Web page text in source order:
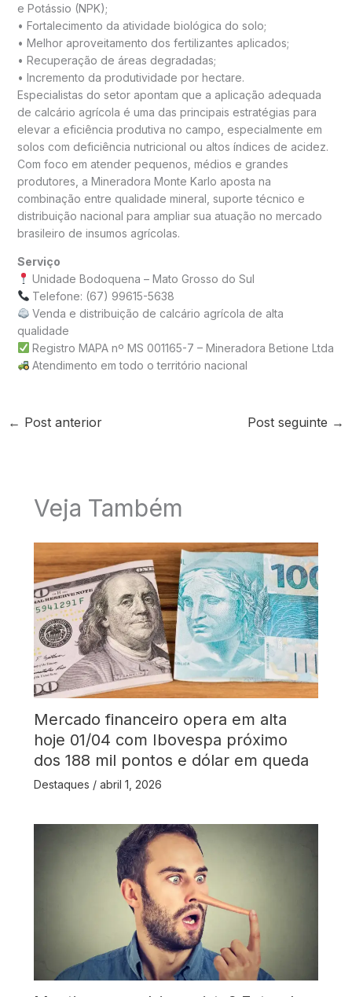
e Potássio (NPK);
• Fortalecimento da atividade biológica do solo;
• Melhor aproveitamento dos fertilizantes aplicados;
• Recuperação de áreas degradadas;
• Incremento da produtividade por hectare.
Especialistas do setor apontam que a aplicação adequada
de calcário agrícola é uma das principais estratégias para
elevar a eficiência produtiva no campo, especialmente em
solos com deficiência nutricional ou altos índices de acidez.
Com foco em atender pequenos, médios e grandes
produtores, a Mineradora Monte Karlo aposta na
combinação entre qualidade mineral, suporte técnico e
distribuição nacional para ampliar sua atuação no mercado
brasileiro de insumos agrícolas.
Serviço
Unidade Bodoquena – Mato Grosso do Sul
Telefone: (67) 99615-5638
Venda e distribuição de calcário agrícola de alta
qualidade
Registro MAPA nº MS 001165-7 – Mineradora Betione Ltda
Atendimento em todo o território nacional
← Post anterior Post seguinte →
Veja Também
Mercado financeiro opera em alta
hoje 01/04 com Ibovespa próximo
dos 188 mil pontos e dólar em queda
Destaques / abril 1, 2026